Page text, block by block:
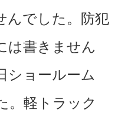
んでした。防犯
は書きません
ショールーム
。軽トラック